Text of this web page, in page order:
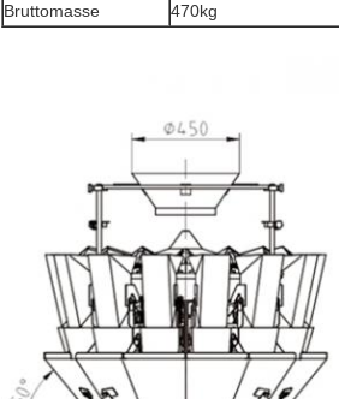
Bruttomasse 470kg